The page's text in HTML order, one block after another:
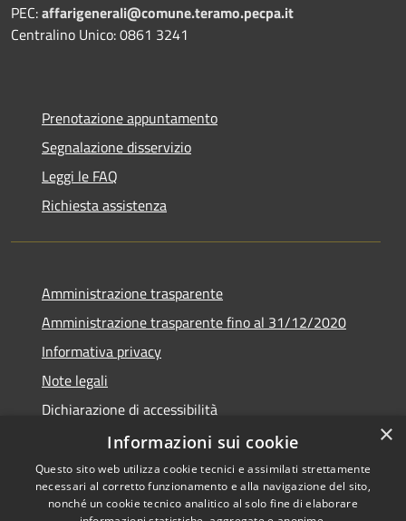
PEC:affarigenerali@comune.teramo.pecpa.it
Centralino Unico: 0861 3241
Prenotazione appuntamento
Segnalazione disservizio
Leggi le FAQ
Richiesta assistenza
Amministrazione trasparente
Amministrazione trasparente fino al 31/12/2020
Informativa privacy
Note legali
Dichiarazione di accessibilità
Copyright © 2026 • Comune di
×
Informazioni sui cookie
Questo sito web utilizza cookie tecnici e assimilati strettamente
necessari al corretto funzionamento e alla navigazione del sito,
nonché un cookie tecnico analitico al solo fine di elaborare